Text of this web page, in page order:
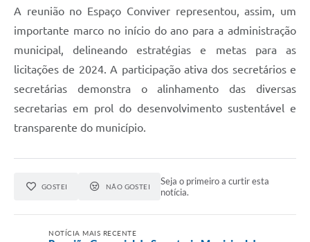
A reunião no Espaço Conviver representou, assim, um
importante marco no início do ano para a administração
municipal, delineando estratégias e metas para as
licitações de 2024. A participação ativa dos secretários e
secretárias demonstra o alinhamento das diversas
secretarias em prol do desenvolvimento sustentável e
transparente do município.
GOSTEI NÃO GOSTEI
Seja o primeiro a curtir esta
notícia.
NOTÍCIA MAIS RECENTE